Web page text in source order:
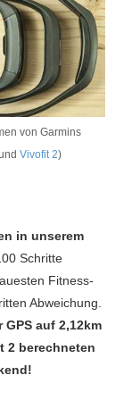
von Garmins
Vivofit 2)
in unserem
Schritte
Fitness-
Abweichung.
auf 2,12km
2 berechneten